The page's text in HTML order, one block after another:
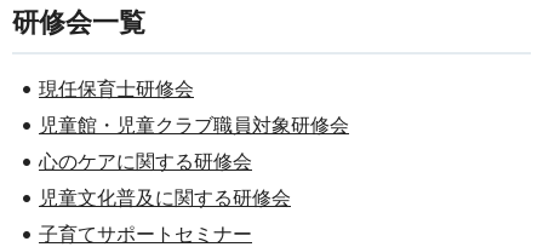
研修会一覧
現任保育士研修会
児童館・児童クラブ職員対象研修会
心のケアに関する研修会
児童文化普及に関する研修会
子育てサポートセミナー